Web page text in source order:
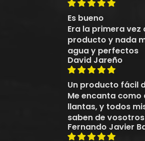
Es bueno
Era la primera vez
producto y nada
agua y perfectos
David Jareño
Un producto fácil
Me encanta como
llantas, y todos
saben de vosotros
Fernando Javier